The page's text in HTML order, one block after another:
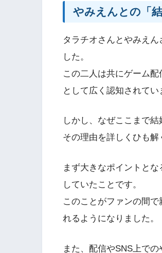
やみえんとの「
タラチオさんとやみえ
した。
この二人は共にゲーム
として広く認知されてい
しかし、なぜここまで結
その理由を詳しくひも解
まず大きなポイントと
していたことです。
このことがファンの間
れるようになりました。
また、配信やSNS上で